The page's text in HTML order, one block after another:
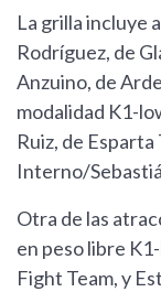
La grilla incluye
Rodríguez, de
Anzuino, de
modalidad K1-
Ruiz, de
Interno/
Otra de las
en peso libre
Fight Team, y